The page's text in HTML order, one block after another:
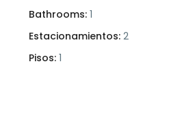
Bathrooms: 1
Estacionamientos: 2
Pisos: 1